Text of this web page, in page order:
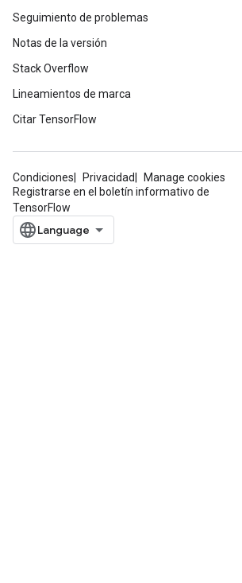
Seguimiento de problemas
Notas de la versión
Stack Overflow
Lineamientos de marca
Citar TensorFlow
Condiciones Privacidad
Manage cookies
Registrarse en el boletín informativo de
TensorFlow